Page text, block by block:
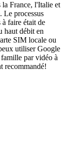
la France, l'Italie et
Le processus
faire était de
haut débit en
SIM locale ou
utiliser Google
par vidéo à
recommandé!